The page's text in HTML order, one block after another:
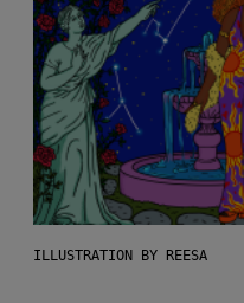
ILLUSTRATION BY REESA